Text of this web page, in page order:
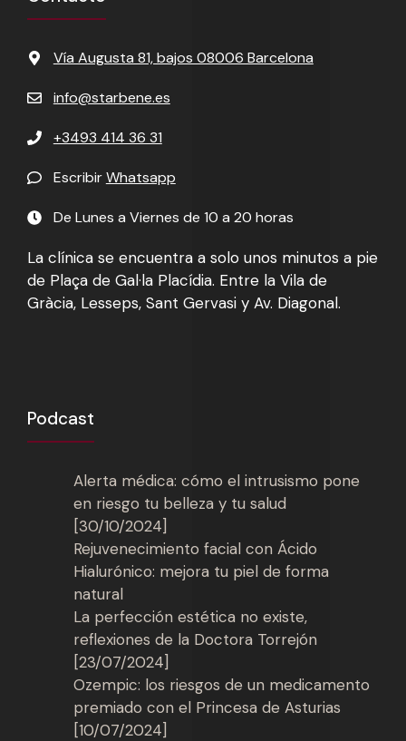
Vía Augusta 81, bajos 08006 Barcelona
info@starbene.es
+3493 414 36 31
EscribirWhatsapp
De Lunes a Viernes de 10 a 20 horas
La clínica se encuentra a solo unos minutos a pie
de Plaça de Gal·la Placídia. Entre la Vila de
Gràcia, Lesseps, Sant Gervasi y Av. Diagonal.
Podcast
Alerta médica: cómo el intrusismo pone
en riesgo tu belleza y tu salud
[30/10/2024]
Rejuvenecimiento facial con Ácido
Hialurónico: mejora tu piel de forma
natural
La perfección estética no existe,
reflexiones de la Doctora Torrejón
[23/07/2024]
Ozempic: los riesgos de un medicamento
premiado con el Princesa de Asturias
[10/07/2024]